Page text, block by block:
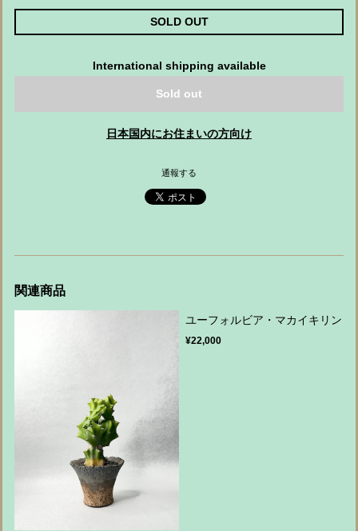
SOLD OUT
International shipping available
Sold out
日本国内にお住まいの方向け
通報する
関連商品
ユーフォルビア・マカイキリン
¥22,000